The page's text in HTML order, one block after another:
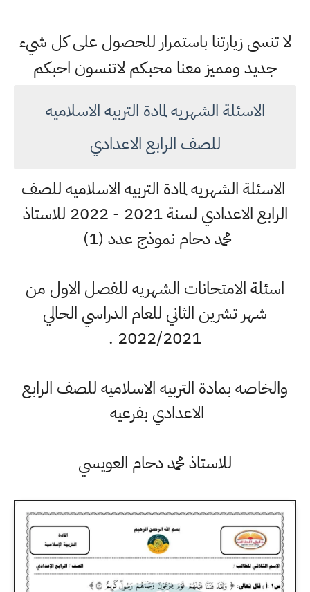
لا تنسى زيارتنا باستمرار للحصول على كل شيء
جديد ومميز معنا محبكم لاتنسون احبكم
الاسئلة الشهريه لمادة التربيه الاسلاميه
للصف الرابع الاعدادي
الاسئلة الشهريه لمادة التربيه الاسلاميه للصف
الرابع الاعدادي لسنة 2021 - 2022 للاستاذ
محمد دحام نموذج عدد (1)
اسئلة الامتحانات الشهريه للفصل الاول من
شهر تشرين الثاني للعام الدراسي الحالي
2022/2021 .
والخاصه بمادة التربيه الاسلاميه للصف الرابع
الاعدادي بفرعيه
للاستاذ محمد دحام العويسي